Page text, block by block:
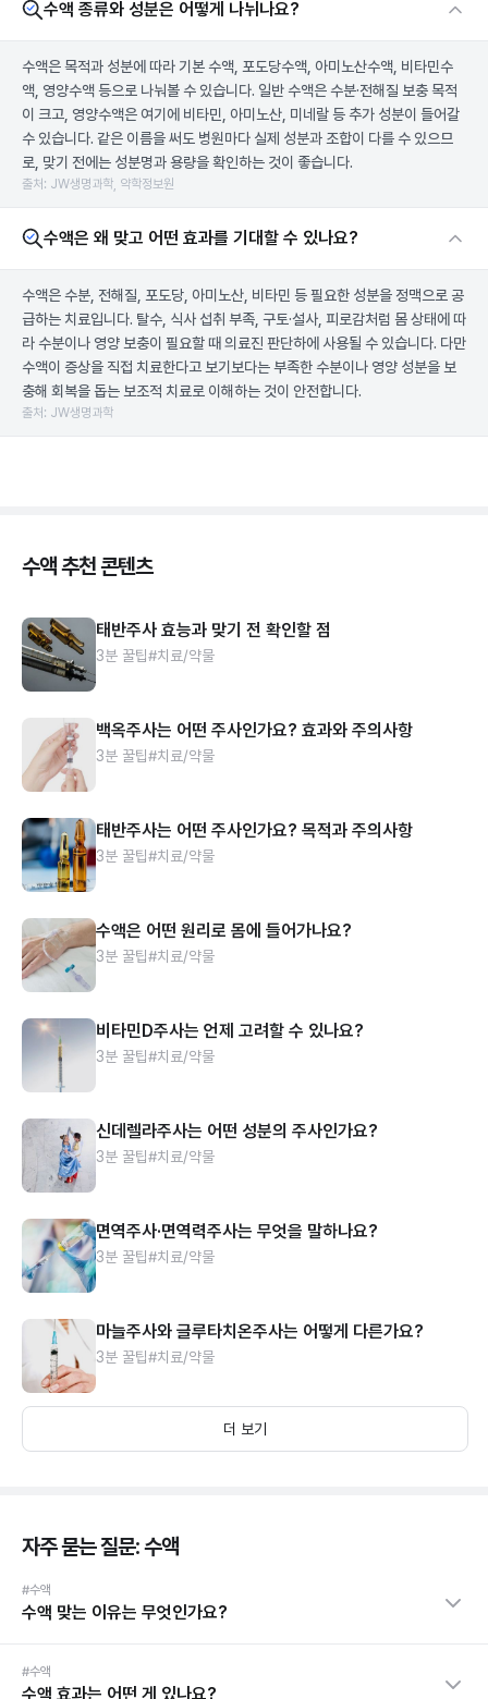
수액 종류와 성분은 어떻게 나뉘나요?
수액은 목적과 성분에 따라 기본 수액, 포도당수액, 아미노산수액, 비타민수
액, 영양수액 등으로 나눠볼 수 있습니다. 일반 수액은 수분·전해질 보충 목적
이 크고, 영양수액은 여기에 비타민, 아미노산, 미네랄 등 추가 성분이 들어갈
수 있습니다. 같은 이름을 써도 병원마다 실제 성분과 조합이 다를 수 있으므
로, 맞기 전에는 성분명과 용량을 확인하는 것이 좋습니다.
출처: JW생명과학, 약학정보원
수액은 왜 맞고 어떤 효과를 기대할 수 있나요?
수액은 수분, 전해질, 포도당, 아미노산, 비타민 등 필요한 성분을 정맥으로 공
급하는 치료입니다. 탈수, 식사 섭취 부족, 구토·설사, 피로감처럼 몸 상태에 따
라 수분이나 영양 보충이 필요할 때 의료진 판단하에 사용될 수 있습니다. 다만
수액이 증상을 직접 치료한다고 보기보다는 부족한 수분이나 영양 성분을 보
충해 회복을 돕는 보조적 치료로 이해하는 것이 안전합니다.
출처: JW생명과학
수액 추천 콘텐츠
태반주사 효능과 맞기 전 확인할 점
3분 꿀팁#치료/약물
백옥주사는 어떤 주사인가요? 효과와 주의사항
3분 꿀팁#치료/약물
태반주사는 어떤 주사인가요? 목적과 주의사항
3분 꿀팁#치료/약물
수액은 어떤 원리로 몸에 들어가나요?
3분 꿀팁#치료/약물
비타민D주사는 언제 고려할 수 있나요?
3분 꿀팁#치료/약물
신데렐라주사는 어떤 성분의 주사인가요?
3분 꿀팁#치료/약물
면역주사·면역력주사는 무엇을 말하나요?
3분 꿀팁#치료/약물
마늘주사와 글루타치온주사는 어떻게 다른가요?
3분 꿀팁#치료/약물
더 보기
자주 묻는 질문: 수액
#수액
수액 맞는 이유는 무엇인가요?
#수액
수액 효과는 어떤 게 있나요?